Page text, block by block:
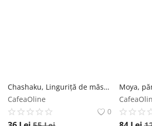
Chashaku, Linguriță de măsură, bambus bej - Default Title Moya
CafeaOline
0